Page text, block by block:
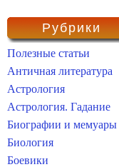
Рубрики
Полезные статьи
Античная литература
Астрология
Астрология. Гадание
Биографии и мемуары
Биология
Боевики